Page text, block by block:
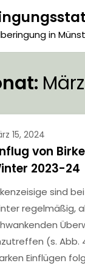
in
15, 2024
von
2023-24
sind
regelmäßig,
(s. Abb.
Einflügen